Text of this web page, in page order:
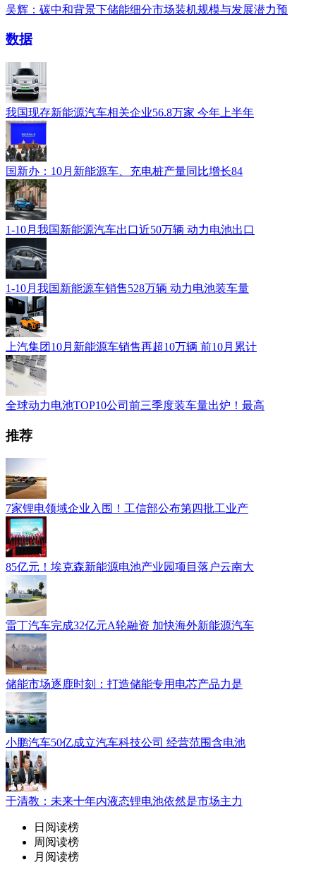
吴辉：碳中和背景下储能细分市场装机规模与发展潜力预
数据
我国现存新能源汽车相关企业56.8万家 今年上半年
国新办：10月新能源车、充电桩产量同比增长84
1-10月我国新能源汽车出口近50万辆 动力电池出口
1-10月我国新能源车销售528万辆 动力电池装车量
上汽集团10月新能源车销售再超10万辆 前10月累计
全球动力电池TOP10公司前三季度装车量出炉！最高
推荐
7家锂电领域企业入围！工信部公布第四批工业产
85亿元！埃克森新能源电池产业园项目落户云南大
雷丁汽车完成32亿元A轮融资 加快海外新能源汽车
储能市场逐鹿时刻：打造储能专用电芯产品力是
小鹏汽车50亿成立汽车科技公司 经营范围含电池
于清教：未来十年内液态锂电池依然是市场主力
日阅读榜
周阅读榜
月阅读榜